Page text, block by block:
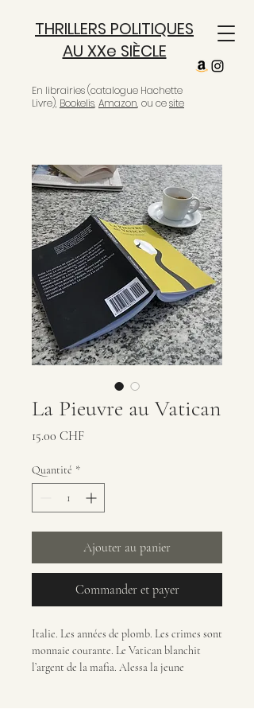
THRILLERS POLITIQUES
AU XXe SIÈCLE
En librairies (catalogue Hachette
Livre), Bookelis, Amazon, ou cesite
La Pieuvre au Vatican
15.00 CHFPrix
Quantité *
Ajouter au panier
Commander et payer
Italie. Les années de plomb. Les crimes sont
monnaie courante. Le Vatican blanchit
l’argent de la mafia. Alessa la jeune